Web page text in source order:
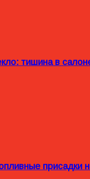
тишина в
присадки